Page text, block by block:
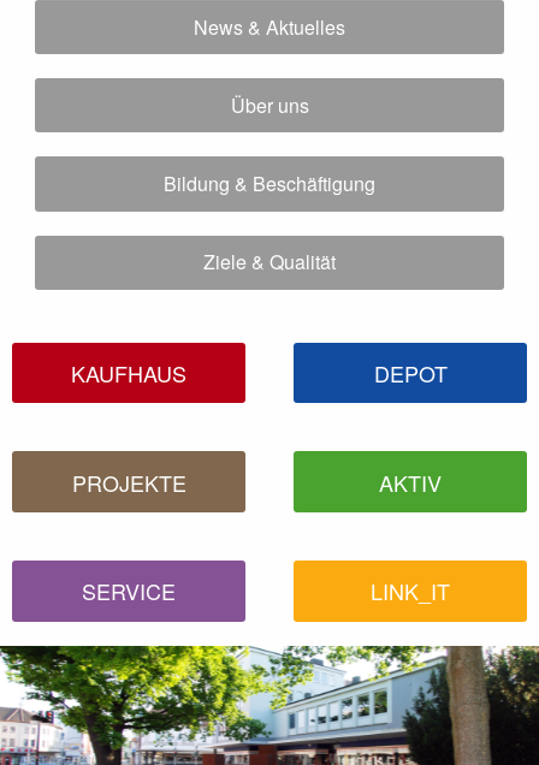
News & Aktuelles
Über uns
Bildung & Beschäftigung
Ziele & Qualität
KAUFHAUS DEPOT
PROJEKTE AKTIV
SERVICE LINK_IT